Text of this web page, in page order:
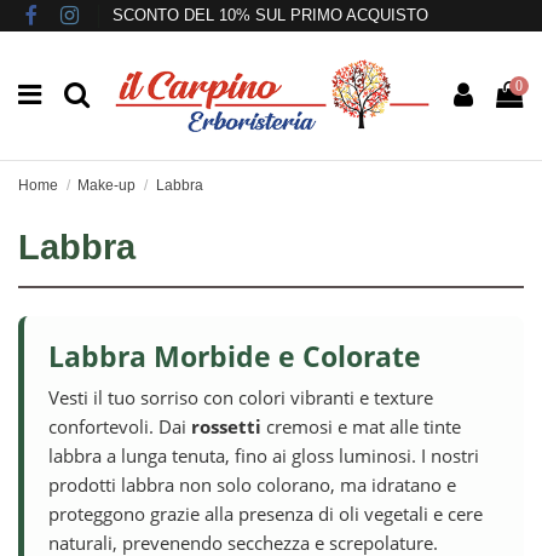
SCONTO DEL 10% SUL PRIMO ACQUISTO
0
Home Make-up Labbra
Labbra
Labbra Morbide e Colorate
Vesti il tuo sorriso con colori vibranti e texture
confortevoli. Dai rossetti cremosi e mat alle tinte
labbra a lunga tenuta, fino ai gloss luminosi. I nostri
prodotti labbra non solo colorano, ma idratano e
proteggono grazie alla presenza di oli vegetali e cere
naturali, prevenendo secchezza e screpolature.